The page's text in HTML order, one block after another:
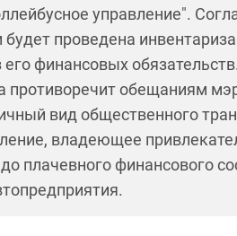
управление".
проведена
финансовых
противоречит обещаниям
вид общественного
владеющее
плачевного финансового